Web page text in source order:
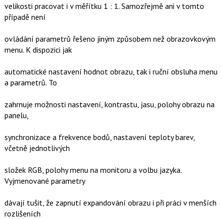
velikosti pracovat i v měřítku 1 : 1. Samozřejmě ani v tomto
případě není
ovládání parametrů řešeno jiným způsobem než obrazovkovým
menu. K dispozici jak
automatické nastavení hodnot obrazu, tak i ruční obsluha menu
a parametrů. To
zahrnuje možnosti nastavení, kontrastu, jasu, polohy obrazu na
panelu,
synchronizace a frekvence bodů, nastavení teploty barev,
včetně jednotlivých
složek RGB, polohy menu na monitoru a volbu jazyka.
Vyjmenované parametry
dávají tušit, že zapnutí expandování obrazu i při práci v menších
rozlišeních